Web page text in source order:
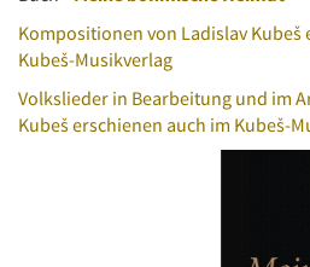
Kompositionen von Ladislav Kubeš
Kubeš-Musikverlag
Volkslieder in Bearbeitung und im
Kubeš erschienen auch im Kubeš-